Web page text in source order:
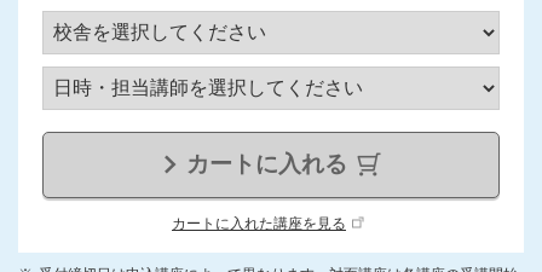
カートに入れる
カートに入れた講座を見る